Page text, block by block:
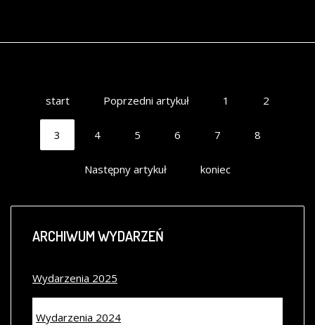
start Poprzedni artykuł 1 2
3 4 5 6 7 8
Następny artykuł koniec
ARCHIWUMWYDARZEŃ
Wydarzenia 2025
Wydarzenia 2024